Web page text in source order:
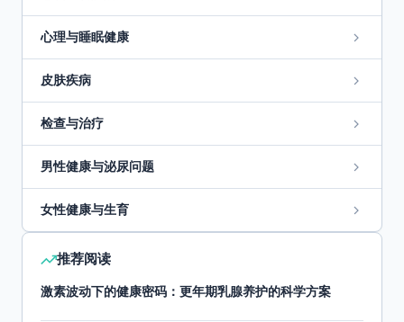
心理与睡眠健康
皮肤疾病
检查与治疗
男性健康与泌尿问题
女性健康与生育
推荐阅读
激素波动下的健康密码：更年期乳腺养护的科学方案